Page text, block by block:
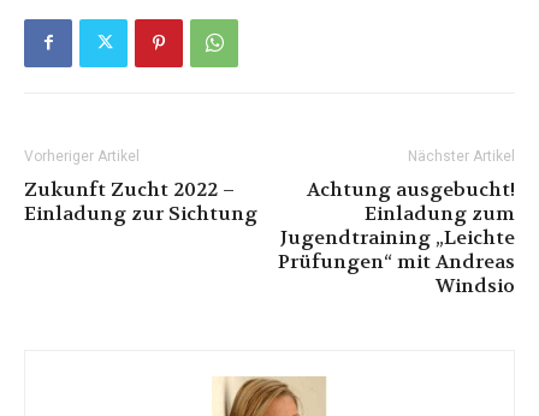
Vorheriger Artikel
Zukunft Zucht 2022 –
Einladung zur Sichtung
Nächster Artikel
Achtung ausgebucht!
Einladung zum
Jugendtraining „Leichte
Prüfungen“ mit Andreas
Windsio